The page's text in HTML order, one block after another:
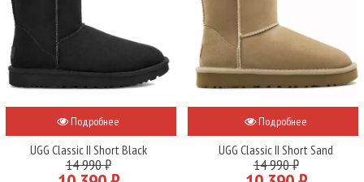
Подробнее
UGG Classic II Short Black
14 990 ₽
Подробнее
UGG Classic II Short Sand
14 990 ₽